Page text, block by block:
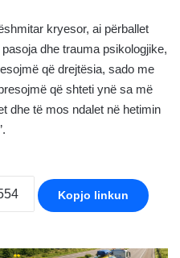
kryesor, ai përballet
dhe trauma psikologjike,
që drejtësia, sado me
që shteti ynë sa më
dhe të mos ndalet në hetimin
Kopjo linkun